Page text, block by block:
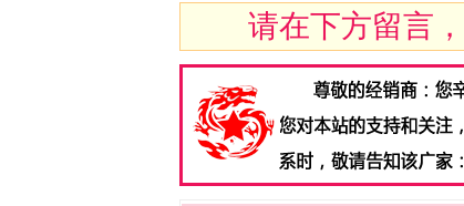
请在下方留言